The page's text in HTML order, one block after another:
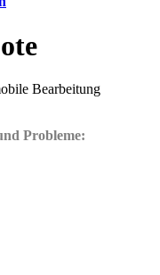
Bearbeitung
Probleme: